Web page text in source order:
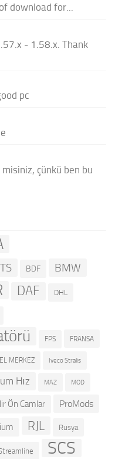
download for...
- 1.58.x. Thank
pc
çünkü ben bu
BDF BMW
DAF DHL
FPS FRANSA
MERKEZ Iveco Stralis
Hız MAZ MOD
Ön Camlar ProMods
RJL Rusya
SCS